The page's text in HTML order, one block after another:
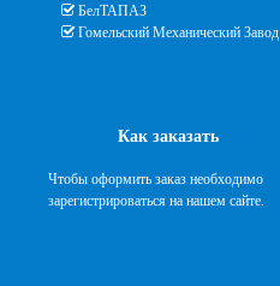
БелТАПАЗ
Гомельский Механический Завод
Как заказать
Чтобы оформить заказ необходимо
зарегистрироваться на нашем сайте.